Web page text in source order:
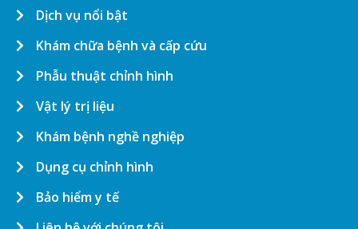
Dịch vụ nổi bật
Khám chữa bệnh và cấp cứu
Phẫu thuật chỉnh hình
Vật lý trị liệu
Khám bệnh nghề nghiệp
Dụng cụ chỉnh hình
Bảo hiểm y tế